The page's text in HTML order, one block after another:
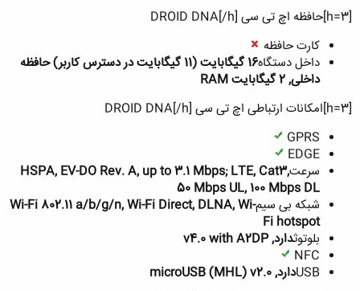
[h=3]حافظه اچ تی سی DROID DNA[/h]
کارت حافظه
داخل دستگاه
16 گیگابایت (11 گیگابایت در دسترس کاربر) حافظه
داخلی, 2 گیگابایت RAM
[h=3]امکانات ارتباطی اچ تی سی DROID DNA[/h]
GPRS
EDGE
سرعتHSPA, EV-DO Rev. A, up to 3.1 Mbps; LTE, Cat3,
50 Mbps UL, 100 Mbps DL
شبکه بی سیمWi-Fi 802.11 a/b/g/n, Wi-Fi Direct, DLNA, Wi-
Fi hotspot
بلوتوثدارد, v4.0 with A2DP
NFC
USBدارد, microUSB (MHL) v2.0